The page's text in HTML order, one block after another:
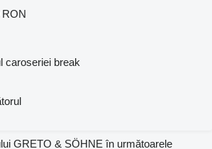
RON
caroseriei break
GRETO & SÖHNE în următoarele